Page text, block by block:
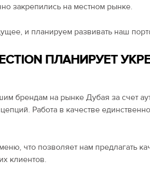
закрепились на местном рынке.
и планируем развивать наш
ПЛАНИРУЕТ
брендам на рынке Дубая за счет
Работа в качестве
что позволяет нам предлагать
клиентов.